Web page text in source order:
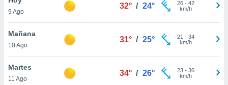
en
más
nuestra
9 Ago
32° / 24° 26- 42
km/h
Mañana
10 Ago
31° / 25° 21 - 34
km/h
Martes
11 Ago
34° / 26° 23- 36
km/h